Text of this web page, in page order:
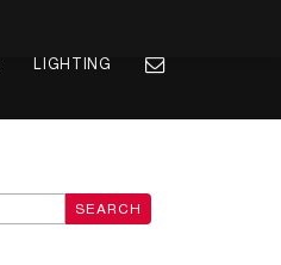
LIGHTING